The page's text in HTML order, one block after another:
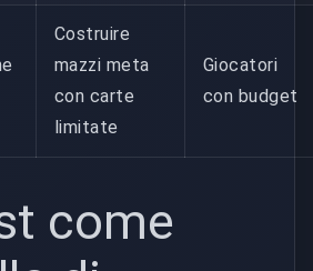
Costruire
mazzi meta
con carte
limitate
Giocatori
con budget
come